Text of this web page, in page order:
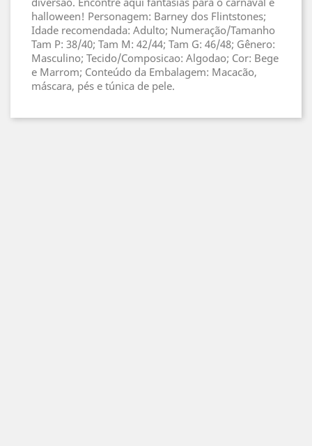
halloween! Personagem: Barney dos Flintstones;
Idade recomendada: Adulto; Numeração/Tamanho
Tam P: 38/40; Tam M: 42/44; Tam G: 46/48; Gênero:
Masculino; Tecido/Composicao: Algodao; Cor: Bege
e Marrom; Conteúdo da Embalagem: Macacão,
máscara, pés e túnica de pele.